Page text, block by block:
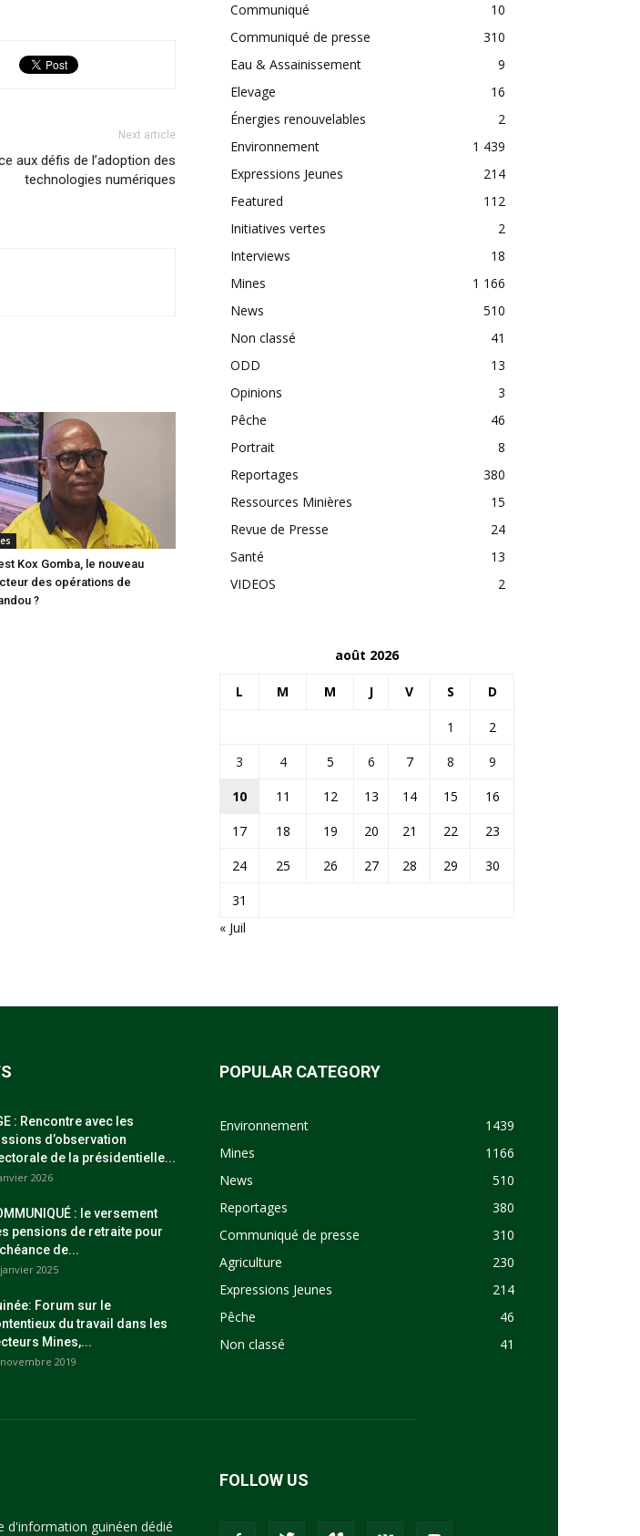
Next article
aux défis de l’adoption des
technologies numériques
Kox Gomba, le nouveau
des opérations de
?
Communiqué
10
Communiqué de presse
310
Eau & Assainissement
9
Elevage
16
Énergies renouvelables
2
Environnement
1 439
Expressions Jeunes
214
Featured
112
Initiatives vertes
2
Interviews
18
Mines
1 166
News
510
Non classé
41
ODD
13
Opinions
3
Pêche
46
Portrait
8
Reportages
380
Ressources Minières
15
Revue de Presse
24
Santé
13
VIDEOS
2
août 2026
L M M J V S D
1
2
3
4 5 6 7 8
9
10
11 12 13 14 15
16
17
18 19 20 21 22
23
24
25 26 27 28 29
30
31
« Juil
: Rencontre avec les
d’observation
de la présidentielle...
2026
: le versement
pensions de retraite pour
de...
2025
Forum sur le
du travail dans les
Mines,...
2019
POPULAR CATEGORY
Environnement
1439
Mines
1166
News
510
Reportages
380
Communiqué de presse
310
Agriculture
230
Expressions Jeunes
214
Pêche
46
Non classé
41
d'information guinéen dédié
FOLLOW US